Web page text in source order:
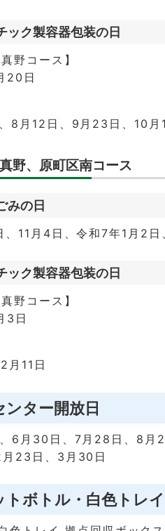
ック製容器包装の日
野コース】
20日
8月12日、9月23日、10
野、原町区南コース
みの日
11月4日、令和7年1月2
ック製容器包装の日
野コース】
3日
月11日
ター開放日
6月30日、7月28日、8月
23日、3月30日
ボトル・白色トレ